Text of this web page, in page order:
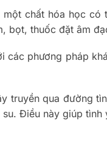
chất hóa học có
bọt, thuốc đặt âm
phương pháp
truyền qua đường
Điều này giúp